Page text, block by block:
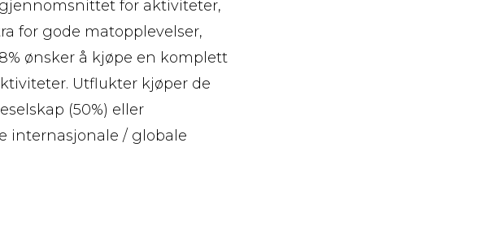
for aktiviteter,
for gode matopplevelser,
ønsker å kjøpe en komplett
Utflukter kjøper de
(50%) eller
internasjonale / globale